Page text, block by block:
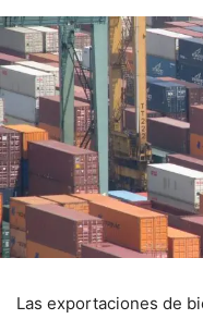
Las exportaciones de